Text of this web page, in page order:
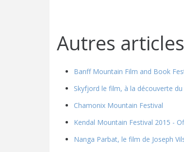
Autres
Banff Mountain Film and Book
Skyfjord le film, à la découverte du
Chamonix Mountain Festival
Kendal Mountain Festival 2015 -
Nanga Parbat, le film de Joseph